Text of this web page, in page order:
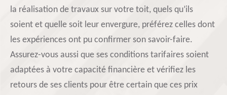
la réalisation de travaux sur votre toit, quels qu’ils
soient et quelle soit leur envergure, préférez celles dont
les expériences ont pu confirmer son savoir-faire.
Assurez-vous aussi que ses conditions tarifaires soient
adaptées à votre capacité financière et vérifiez les
retours de ses clients pour être certain que ces prix